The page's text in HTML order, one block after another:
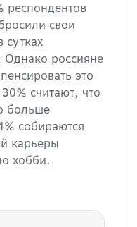
респондентов
свои
сутках
Однако россияне
это
считают, что
больше
собираются
карьеры
хобби.